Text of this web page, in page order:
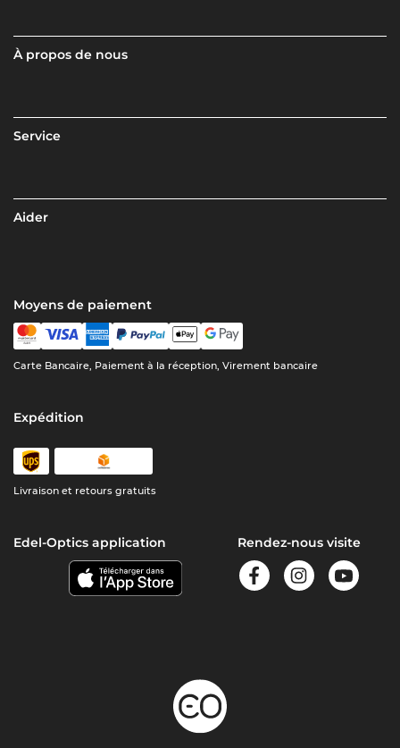
À propos de nous
Service
Aider
Moyens de paiement
Carte Bancaire, Paiement à la réception, Virement bancaire
Expédition
Livraison et retours gratuits
Edel-Optics application Rendez-nous visite